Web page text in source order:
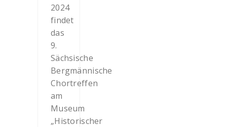
2024
findet
das
9.
Sächsische
Bergmännische
Chortreffen
am
Museum
„Historischer